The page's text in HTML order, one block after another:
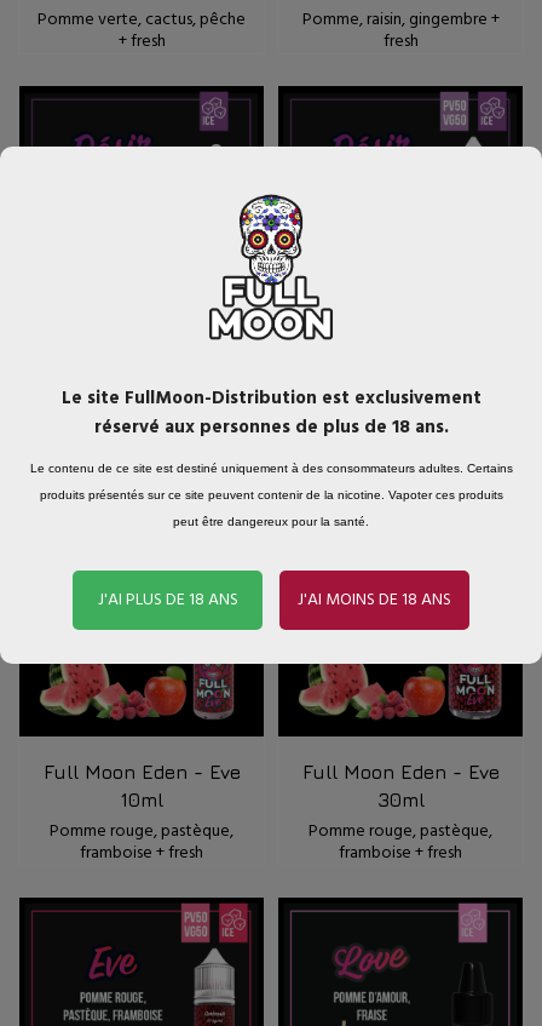
Le site FullMoon-Distribution est exclusivement
réservé aux personnes de plus de 18 ans.
Le contenu de ce site est destiné uniquement à des consommateurs adultes. Certains
produits présentés sur ce site peuvent contenir de la nicotine. Vapoter ces produits
peut être dangereux pour la santé.
J'AI PLUS DE 18 ANS J'AI MOINS DE 18 ANS
Pomme verte, cactus, pêche
+ fresh
Pomme, raisin, gingembre +
fresh
30ml
Pomme, raisin, gingembre +
50ml
Pomme, raisin, gingembre +
Full Moon Eden - Eve
10ml
Pomme rouge, pastèque,
framboise + fresh
Full Moon Eden - Eve
30ml
Pomme rouge, pastèque,
framboise + fresh